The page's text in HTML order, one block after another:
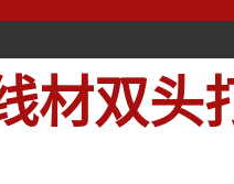
材双头